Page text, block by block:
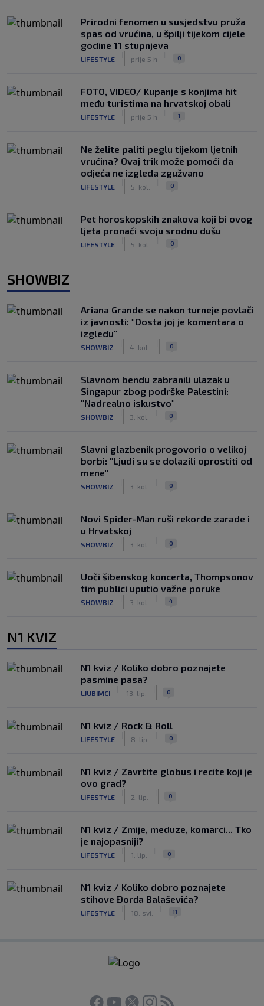
Prirodni fenomen u susjedstvu pruža
spas od vrućina, u špilji tijekom cijele
godine 11 stupnjeva
LIFESTYLE prije 5 h 0
FOTO, VIDEO/ Kupanje s konjima hit
među turistima na hrvatskoj obali
LIFESTYLE prije 5 h 1
Ne želite paliti peglu tijekom ljetnih
vrućina? Ovaj trik može pomoći da
odjeća ne izgleda zgužvano
LIFESTYLE 5. kol. 0
Pet horoskopskih znakova koji bi ovog
ljeta pronaći svoju srodnu dušu
LIFESTYLE 5. kol. 0
SHOWBIZ
Ariana Grande se nakon turneje povlači
iz javnosti: "Dosta joj je komentara o
izgledu"
SHOWBIZ 4. kol. 0
Slavnom bendu zabranili ulazak u
Singapur zbog podrške Palestini:
"Nadrealno iskustvo"
SHOWBIZ 3. kol. 0
Slavni glazbenik progovorio o velikoj
borbi: "Ljudi su se dolazili oprostiti od
mene"
SHOWBIZ 3. kol. 0
Novi Spider-Man ruši rekorde zarade i
u Hrvatskoj
SHOWBIZ 3. kol. 0
Uoči šibenskog koncerta, Thompsonov
tim publici uputio važne poruke
SHOWBIZ 3. kol. 4
N1 KVIZ
N1 kviz / Koliko dobro poznajete
pasmine pasa?
LJUBIMCI 13. lip. 0
N1 kviz / Rock & Roll
LIFESTYLE 8. lip. 0
N1 kviz / Zavrtite globus i recite koji je
ovo grad?
LIFESTYLE 2. lip. 0
N1 kviz / Zmije, meduze, komarci... Tko
je najopasniji?
LIFESTYLE 1. lip. 0
N1 kviz / Koliko dobro poznajete
stihove Đorđa Balaševića?
LIFESTYLE 18. svi. 11